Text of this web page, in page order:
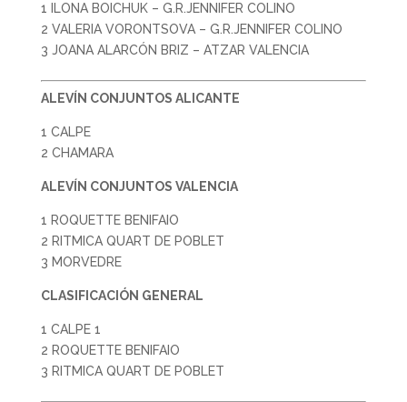
1 ILONA BOICHUK – G.R.JENNIFER COLINO
2 VALERIA VORONTSOVA – G.R.JENNIFER COLINO
3 JOANA ALARCÓN BRIZ – ATZAR VALENCIA
ALEVÍN CONJUNTOS ALICANTE
1 CALPE
2 CHAMARA
ALEVÍN CONJUNTOS VALENCIA
1 ROQUETTE BENIFAIO
2 RITMICA QUART DE POBLET
3 MORVEDRE
CLASIFICACIÓN GENERAL
1 CALPE 1
2 ROQUETTE BENIFAIO
3 RITMICA QUART DE POBLET